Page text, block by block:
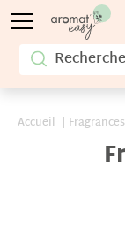
Accueil Fragrances